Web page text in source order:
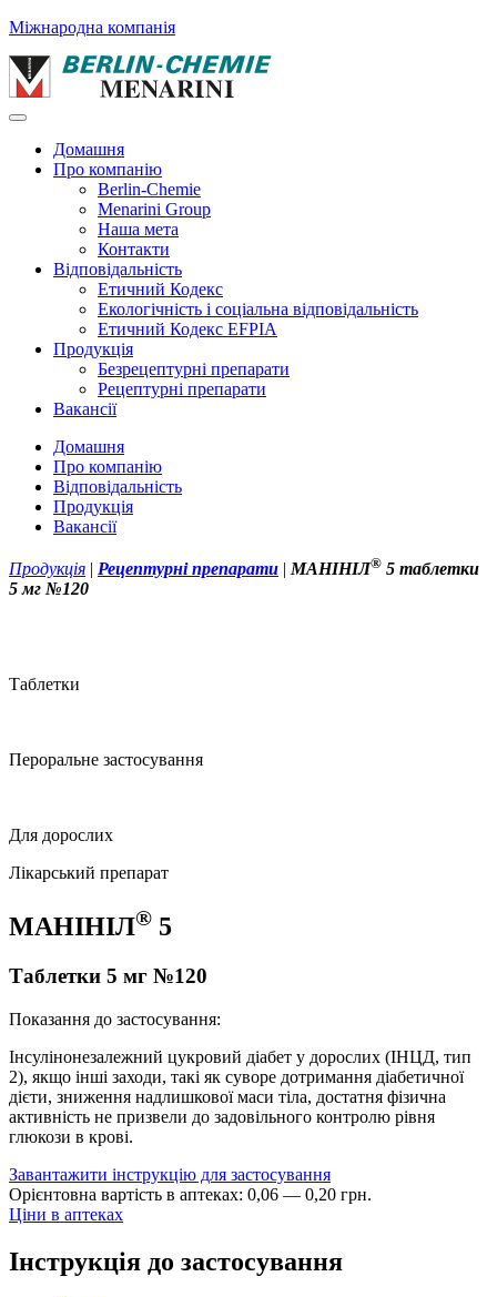
Міжнародна компанія
Домашня
Про компанію
Berlin-Chemie
Menarini Group
Наша мета
Контакти
Відповідальність
Етичний Кодекс
Екологічність і соціальна відповідальність
Етичний Кодекс EFPIA
Продукція
Безрецептурні препарати
Рецептурні препарати
Вакансії
Домашня
Про компанію
Відповідальність
Продукція
Вакансії
Продукція | Рецептурні препарати | МАНІНІЛ® 5 таблетки
5 мг №120
Таблетки
Пероральне застосування
Для дорослих
Лікарський препарат
МАНІНІЛ® 5
Таблетки 5 мг №120
Показання до застосування:
Інсулінонезалежний цукровий діабет у дорослих (ІНЦД, тип
2), якщо інші заходи, такі як суворе дотримання діабетичної
дієти, зниження надлишкової маси тіла, достатня фізична
активність не призвели до задовільного контролю рівня
глюкози в крові.
Завантажити інструкцію для застосування
Орієнтовна вартість в аптеках: 0,06 — 0,20 грн.
Ціни в аптеках
Інструкція до застосування